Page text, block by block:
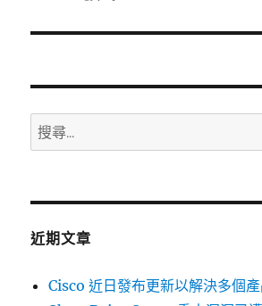
篇
章:
搜
尋
鍵
近期文章
Cisco 近日發布更新以解決多個